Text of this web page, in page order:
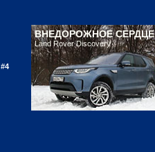
ВНЕДОРОЖНОЕ СЕРДЦЕ
Land Rover Discovery